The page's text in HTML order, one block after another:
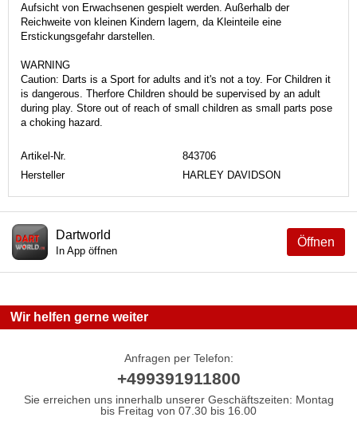
Aufsicht von Erwachsenen gespielt werden. Außerhalb der
Reichweite von kleinen Kindern lagern, da Kleinteile eine
Erstickungsgefahr darstellen.
WARNING
Caution: Darts is a Sport for adults and it's not a toy. For Children it
is dangerous. Therfore Children should be supervised by an adult
during play. Store out of reach of small children as small parts pose
a choking hazard.
Artikel-Nr.
843706
Hersteller
HARLEY DAVIDSON
Öffnen
Dartworld
In App öffnen
Wir helfen gerne weiter
Anfragen per Telefon:
+499391911800
Sie erreichen uns innerhalb unserer Geschäftszeiten: Montag
bis Freitag von 07.30 bis 16.00